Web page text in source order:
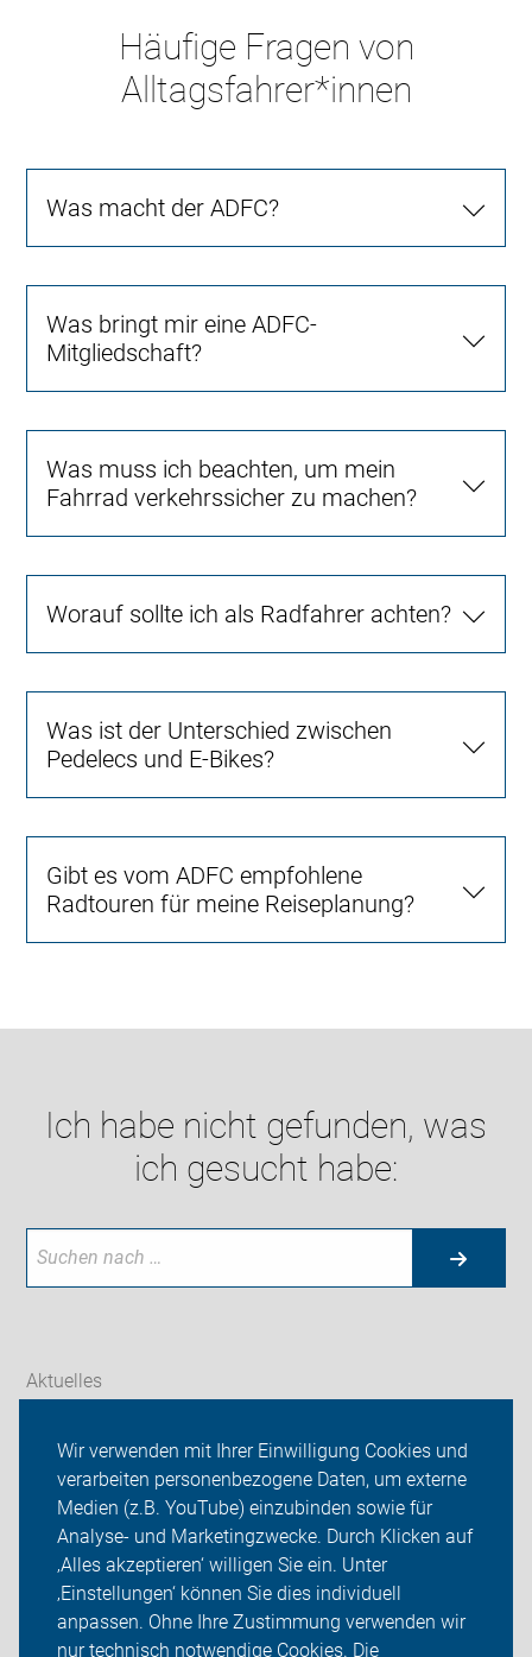
Wir verwenden mit Ihrer Einwilligung Cookies und
verarbeiten personenbezogene Daten, um externe
Medien (z.B. YouTube) einzubinden sowie für
Analyse- und Marketingzwecke. Durch Klicken auf
‚Alles akzeptieren‘ willigen Sie ein. Unter
‚Einstellungen‘ können Sie dies individuell
anpassen. Ohne Ihre Zustimmung verwenden wir
nur technisch notwendige Cookies. Die
Häufige Fragen von
Alltagsfahrer*innen
Was macht der ADFC?
Was bringt mir eine ADFC-
Mitgliedschaft?
Was muss ich beachten, um mein
Fahrrad verkehrssicher zu machen?
Worauf sollte ich als Radfahrer achten?
Was ist der Unterschied zwischen
Pedelecs und E-Bikes?
Gibt es vom ADFC empfohlene
Radtouren für meine Reiseplanung?
Ich habe nicht gefunden, was
ich gesucht habe:
Aktuelles
Radtouren
ADFC Vechta
Sei dabei
Login